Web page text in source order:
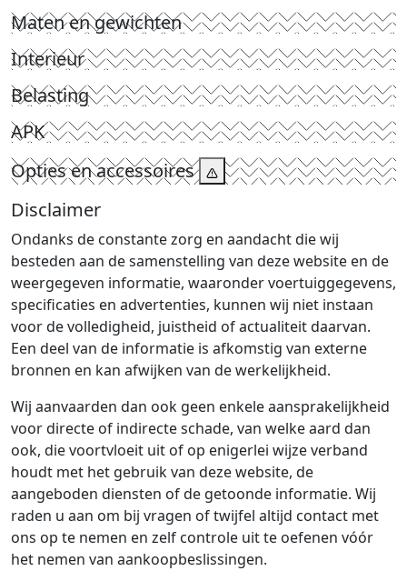
Maten en gewichten
Interieur
Belasting
APK
Opties en accessoires
Disclaimer
Ondanks de constante zorg en aandacht die wij
besteden aan de samenstelling van deze website en de
weergegeven informatie, waaronder voertuiggegevens,
specificaties en advertenties, kunnen wij niet instaan
voor de volledigheid, juistheid of actualiteit daarvan.
Een deel van de informatie is afkomstig van externe
bronnen en kan afwijken van de werkelijkheid.
Wij aanvaarden dan ook geen enkele aansprakelijkheid
voor directe of indirecte schade, van welke aard dan
ook, die voortvloeit uit of op enigerlei wijze verband
houdt met het gebruik van deze website, de
aangeboden diensten of de getoonde informatie. Wij
raden u aan om bij vragen of twijfel altijd contact met
ons op te nemen en zelf controle uit te oefenen vóór
het nemen van aankoopbeslissingen.